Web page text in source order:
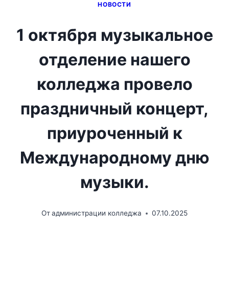
НОВОСТИ
1 октября музыкальное
отделение нашего
колледжа провело
праздничный концерт,
приуроченный к
Международному дню
музыки.
Отадминистрации колледжа 07.10.2025